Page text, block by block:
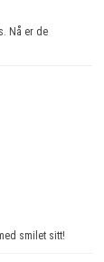
Nå er de
smilet sitt!